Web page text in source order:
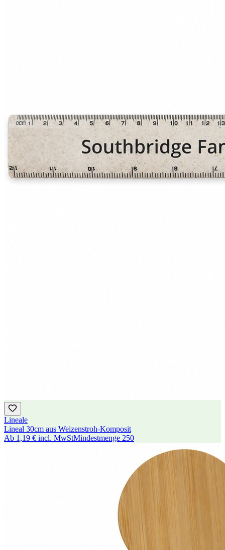
Lineale
Lineal 30cm aus Weizenstroh-Komposit
Ab 1,19 € incl. MwStMindestmenge 250